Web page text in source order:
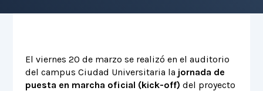
El viernes 20 de marzo se realizó en el auditorio
del campus Ciudad Universitaria la jornada de
puesta en marcha oficial (kick-off) del proyecto